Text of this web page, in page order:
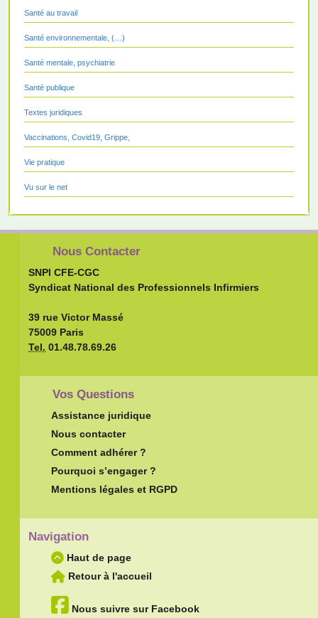
Santé au travail
Santé environnementale, (…)
Santé mentale, psychiatrie
Santé publique
Textes juridiques
Vaccinations, Covid19, Grippe,
Vie pratique
Vu sur le net
Nous Contacter
SNPI CFE-CGC
Syndicat National des Professionnels Infirmiers
39 rue Victor Massé
75009 Paris
Tel. 01.48.78.69.26
Vos Questions
Assistance juridique
Nous contacter
Comment adhérer ?
Pourquoi s’engager ?
Mentions légales et RGPD
Navigation
Haut de page
Retour à l'accueil
Nous suivre sur Facebook